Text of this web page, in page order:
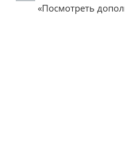
«Посмотреть